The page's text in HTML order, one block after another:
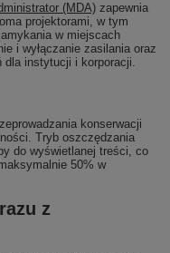
(MDA) zapewnia
projektorami, w tym
w miejscach
i wyłączanie zasilania oraz
dla instytucji i korporacji.
konserwacji
Tryb oszczędzania
do wyświetlanej treści, co
50% w
z